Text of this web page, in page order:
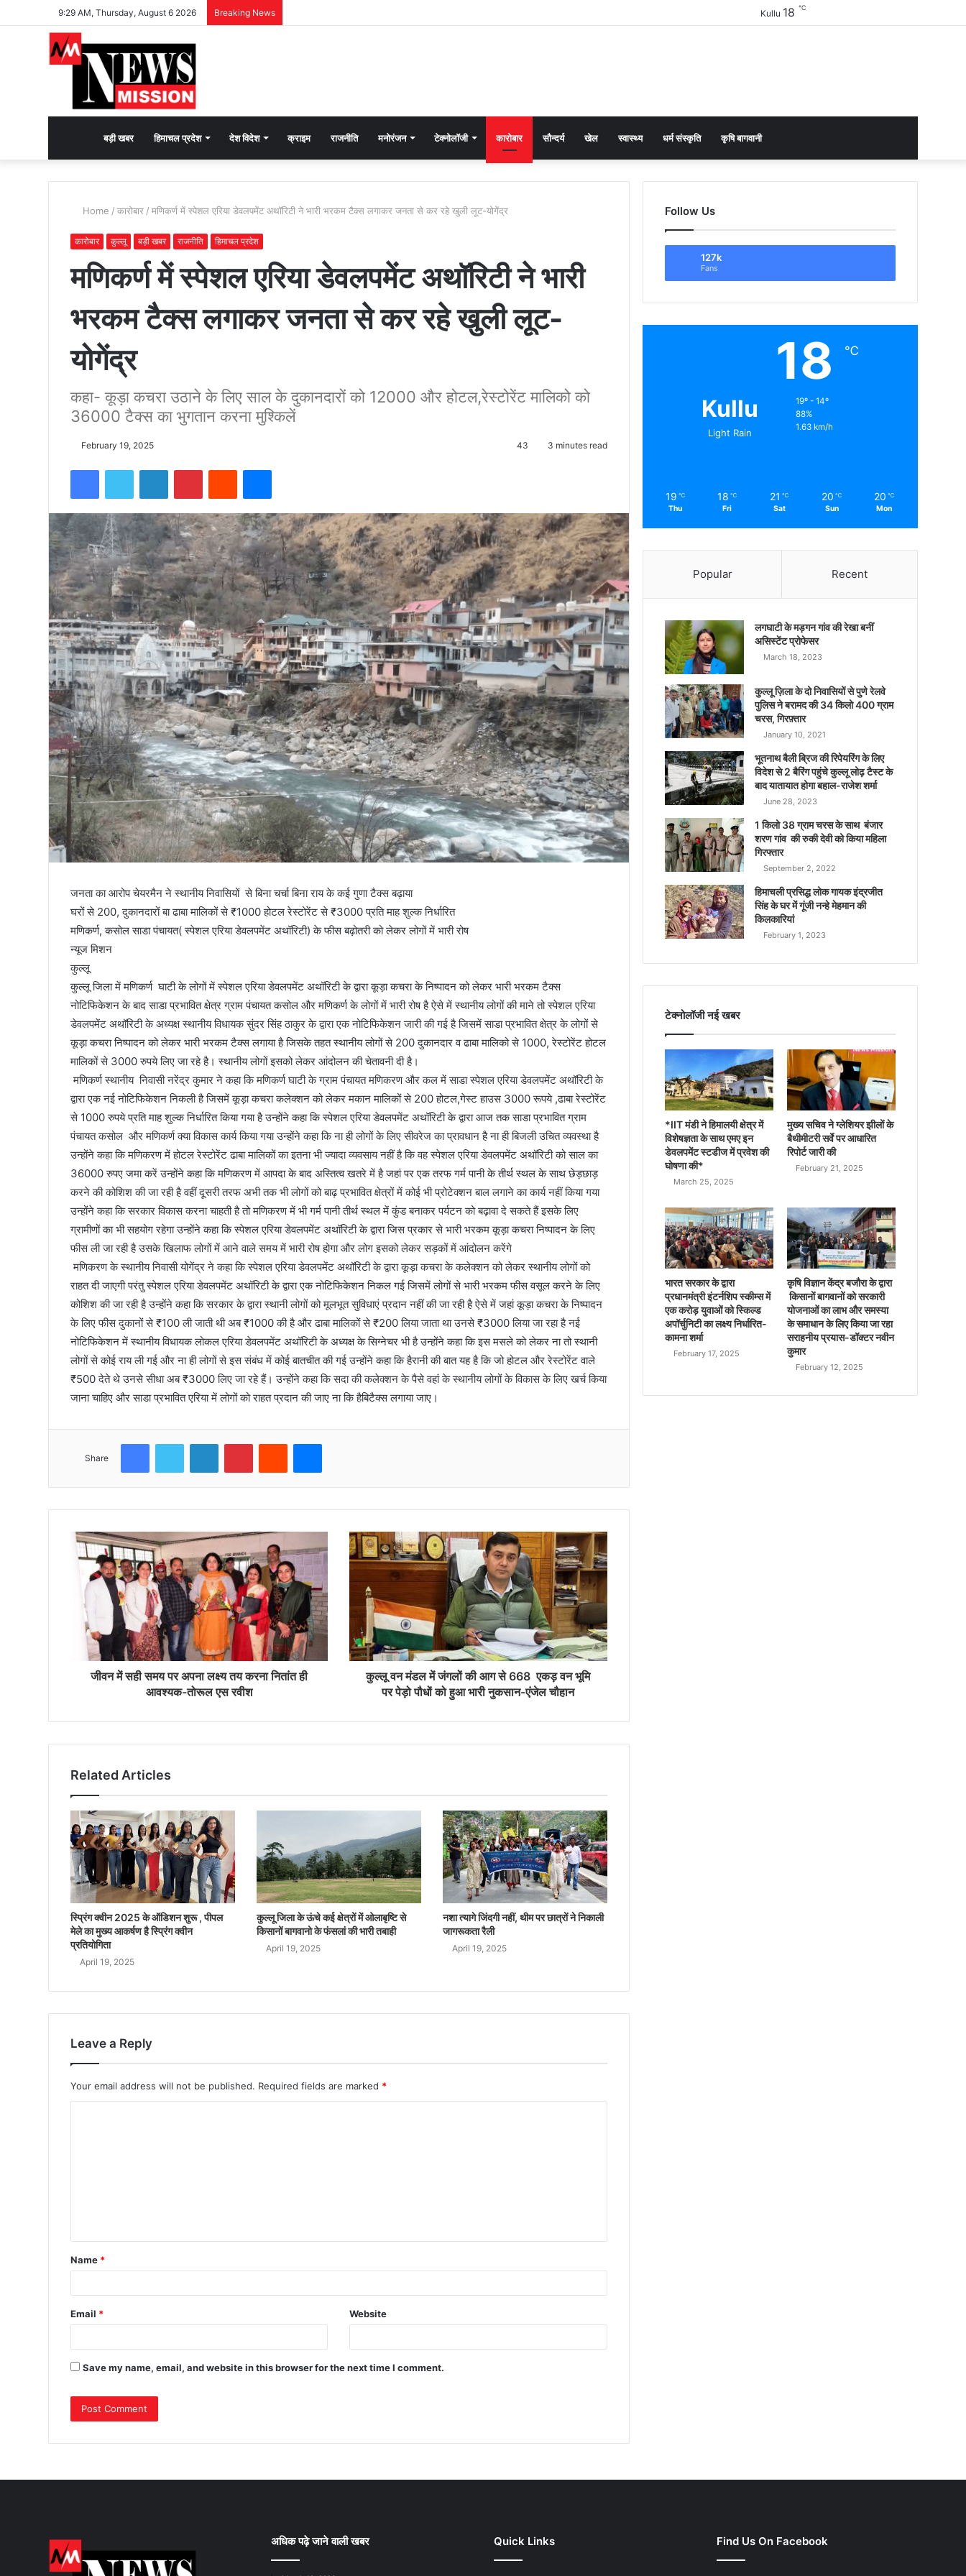
9:29 AM, Thursday, August 6 2026 Breaking News Kullu 18 ℃
भक्ति
भावना
जगाने
को
15500
फीट
चोटी
पर
फहराया
तिरंगा
बड़ी खबर हिमाचल प्रदेश देश विदेश क्राइम राजनीति मनोरंजन टेक्नोलॉजी कारोबार सौन्दर्य खेल स्वास्थ्य धर्म संस्कृति कृषि बागवानी
Home / कारोबार / मणिकर्ण में स्पेशल एरिया डेवलपमेंट अथॉरिटी ने भारी भरकम टैक्स लगाकर जनता से कर रहे खुली लूट-योगेंद्र
कारोबार कुल्लू बड़ी खबर राजनीति हिमाचल प्रदेश
मणिकर्ण में स्पेशल एरिया डेवलपमेंट अथॉरिटी ने भारी
भरकम टैक्स लगाकर जनता से कर रहे खुली लूट-
योगेंद्र
कहा- कूड़ा कचरा उठाने के लिए साल के दुकानदारों को 12000 और होटल,रेस्टोरेंट मालिको को
36000 टैक्स का भुगतान करना मुश्किलें
February 19, 2025 43 3 minutes read
जनता का आरोप चेयरमैन ने स्थानीय निवासियों से बिना चर्चा बिना राय के कई गुणा टैक्स बढ़ाया
घरों से 200, दुकानदारों बा ढाबा मालिकों से ₹1000 होटल रेस्टोरेंट से ₹3000 प्रति माह शुल्क निर्धारित
मणिकर्ण, कसोल साडा पंचायत( स्पेशल एरिया डेवलपमेंट अथॉरिटी) के फीस बढ़ोतरी को लेकर लोगों में भारी रोष
न्यूज मिशन
कुल्लू
कुल्लू जिला में मणिकर्ण घाटी के लोगों में स्पेशल एरिया डेवलपमेंट अथॉरिटी के द्वारा कूड़ा कचरा के निष्पादन को लेकर भारी भरकम टैक्स
नोटिफिकेशन के बाद साडा प्रभावित क्षेत्र ग्राम पंचायत कसोल और मणिकर्ण के लोगों में भारी रोष है ऐसे में स्थानीय लोगों की माने तो स्पेशल एरिया
डेवलपमेंट अथॉरिटी के अध्यक्ष स्थानीय विधायक सुंदर सिंह ठाकुर के द्वारा एक नोटिफिकेशन जारी की गई है जिसमें साडा प्रभावित क्षेत्र के लोगों से
कूड़ा कचरा निष्पादन को लेकर भारी भरकम टैक्स लगाया है जिसके तहत स्थानीय लोगों से 200 दुकानदार व ढाबा मालिको से 1000, रेस्टोरेंट होटल
मालिकों से 3000 रुपये लिए जा रहे है। स्थानीय लोगों इसको लेकर आंदोलन की चेतावनी दी है।
मणिकर्ण स्थानीय निवासी नरेंद्र कुमार ने कहा कि मणिकर्ण घाटी के ग्राम पंचायत मणिकरण और कल में साडा स्पेशल एरिया डेवलपमेंट अथॉरिटी के
द्वारा एक नई नोटिफिकेशन निकली है जिसमें कूड़ा कचरा कलेक्शन को लेकर मकान मालिकों से 200 होटल,गेस्ट हाउस 3000 रूपये ,ढाबा रेस्टोरेंट
से 1000 रुपये प्रति माह शुल्क निर्धारित किया गया है उन्होंने कहा कि स्पेशल एरिया डेवलपमेंट अथॉरिटी के द्वारा आज तक साडा प्रभावित ग्राम
पंचायत कसोल और मणिकर्ण क्या विकास कार्य किया गया उन्होंने कहा कि ना ही लोगों के लिए सीवरेज का प्रावधान है ना ही बिजली उचित व्यवस्था है
उन्होंने कहा कि मणिकरण में होटल रेस्टोरेंट ढाबा मालिकों का इतना भी ज्यादा व्यवसाय नहीं है कि वह स्पेशल एरिया डेवलपमेंट अथॉरिटी को साल का
36000 रुपए जमा करें उन्होंने कहा कि मणिकरण में आपदा के बाद अस्तित्व खतरे में है जहां पर एक तरफ गर्म पानी के तीर्थ स्थल के साथ छेड़छाड़
करने की कोशिश की जा रही है वहीं दूसरी तरफ अभी तक भी लोगों को बाढ़ प्रभावित क्षेत्रों में कोई भी प्रोटेक्शन बाल लगाने का कार्य नहीं किया गया
उन्होंने कहा कि सरकार विकास करना चाहती है तो मणिकरण में भी गर्म पानी तीर्थ स्थल में कुंड बनाकर पर्यटन को बढ़ावा दे सकते हैं इसके लिए
ग्रामीणों का भी सहयोग रहेगा उन्होंने कहा कि स्पेशल एरिया डेवलपमेंट अथॉरिटी के द्वारा जिस प्रकार से भारी भरकम कूड़ा कचरा निष्पादन के लिए
फीस ली जा रही है उसके खिलाफ लोगों में आने वाले समय में भारी रोष होगा और लोग इसको लेकर सड़कों में आंदोलन करेंगे
मणिकरण के स्थानीय निवासी योगेंद्र ने कहा कि स्पेशल एरिया डेवलपमेंट अथॉरिटी के द्वारा कूड़ा कचरा के कलेक्शन को लेकर स्थानीय लोगों को
राहत दी जाएगी परंतु स्पेशल एरिया डेवलपमेंट अथॉरिटी के द्वारा एक नोटिफिकेशन निकल गई जिसमें लोगों से भारी भरकम फीस वसूल करने के लिए
कोशिश की जा रही है उन्होंने कहा कि सरकार के द्वारा स्थानी लोगों को मूलभूत सुविधाएं प्रदान नहीं की जा रही है ऐसे में जहां कूड़ा कचरा के निष्पादन
के लिए फीस दुकानों से ₹100 ली जाती थी अब ₹1000 की है और ढाबा मालिकों से ₹200 लिया जाता था उनसे ₹3000 लिया जा रहा है नई
नोटिफिकेशन में स्थानीय विधायक लोकल एरिया डेवलपमेंट अथॉरिटी के अध्यक्ष के सिग्नेचर भी है उन्होंने कहा कि इस मसले को लेकर ना तो स्थानी
लोगों से कोई राय ली गई और ना ही लोगों से इस संबंध में कोई बातचीत की गई उन्होंने कहा कि हैरानी की बात यह है कि जो होटल और रेस्टोरेंट वाले
₹500 देते थे उनसे सीधा अब ₹3000 लिए जा रहे हैं। उन्होंने कहा कि सदा की कलेक्शन के पैसे वहां के स्थानीय लोगों के विकास के लिए खर्च किया
जाना चाहिए और साडा प्रभावित एरिया में लोगों को राहत प्रदान की जाए ना कि हैबिटैक्स लगाया जाए।
Share
जीवन में सही समय पर अपना लक्ष्य तय करना नितांत ही
आवश्यक-तोरूल एस रवीश
कुल्लू वन मंडल में जंगलों की आग से 668 एकड़ वन भूमि
पर पेड़ो पौधों को हुआ भारी नुकसान-एंजेल चौहान
Related Articles
स्प्रिंग क्वीन 2025 के ऑडिशन शुरू , पीपल
मेले का मुख्य आकर्षण है स्प्रिंग क्वीन
प्रतियोगिता
April 19, 2025
कुल्लू जिला के ऊंचे कई क्षेत्रों में ओलाबृष्टि से
किसानों बागवानो के फंसलां की भारी तबाही
April 19, 2025
नशा त्यागे जिंदगी नहीं, थीम पर छात्रों ने निकाली
जागरूकता रैली
April 19, 2025
Leave a Reply
Your email address will not be published. Required fields are marked *
Name *
Email * Website
Save my name, email, and website in this browser for the next time I comment.
Follow Us
127k
Fans
Kullu
Light Rain
18 ℃
19º - 14º
88%
1.63 km/h
19 ℃
Thu
18 ℃
Fri
21 ℃
Sat
20 ℃
Sun
20 ℃
Mon
Popular Recent
लगघाटी के मड़गन गांव की रेखा बनीं
असिस्टेंट प्रोफेसर
March 18, 2023
कुल्लू ज़िला के दो निवासियों से पुणे रेलवे
पुलिस ने बरामद की 34 किलो 400 ग्राम
चरस, गिरफ़्तार
January 10, 2021
भूतनाथ बैली ब्रिज की रिपेयरिंग के लिए
विदेश से 2 बैरिंग पहुंचे कुल्लू लोढ़ टैस्ट के
बाद यातायात होगा बहाल-राजेश शर्मा
June 28, 2023
1 किलो 38 ग्राम चरस के साथ बंजार
शरण गांव की रुकी देवी को किया महिला
गिरफ्तार
September 2, 2022
हिमाचली प्रसिद्ध लोक गायक इंद्रजीत
सिंह के घर में गूंजी नन्हे मेहमान की
किलकारियां
February 1, 2023
टेक्नोलॉजी नई खबर
*IIT मंडी ने हिमालयी क्षेत्र में
विशेषज्ञता के साथ एमए इन
डेवलपमेंट स्टडीज में प्रवेश की
घोषणा की*
March 25, 2025
मुख्य सचिव ने ग्लेशियर झीलों के
बैथीमीटरी सर्वे पर आधारित
रिपोर्ट जारी की
February 21, 2025
भारत सरकार के द्वारा
प्रधानमंत्री इंटर्नशिप स्कीम्स में
एक करोड़ युवाओं को स्किल्ड
अपॉर्चुनिटी का लक्ष्य निर्धारित-
कामना शर्मा
February 17, 2025
कृषि विज्ञान केंद्र बजौरा के द्वारा
किसानों बागवानों को सरकारी
योजनाओं का लाभ और समस्या
के समाधान के लिए किया जा रहा
सराहनीय प्रयास-डॉक्टर नवीन
कुमार
February 12, 2025
अधिक पढ़े जाने वाली खबर Quick Links Find Us On Facebook